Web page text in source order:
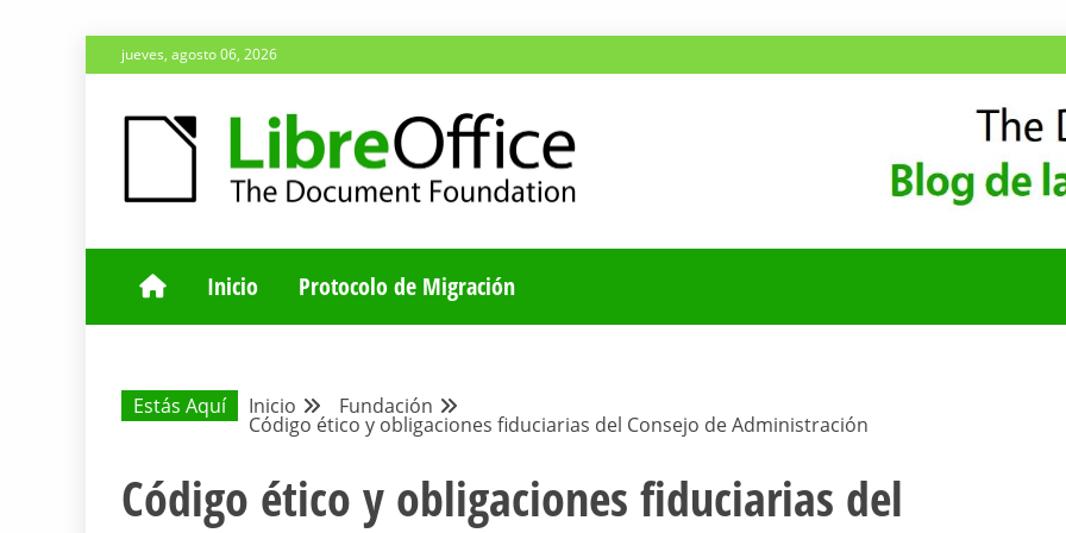
Saltar
al
jueves, agosto 06, 2026
BLOG DE LA COMUNIDAD
Inicio Protocolo de Migración
Estás Aquí Inicio Fundación
Código ético y obligaciones fiduciarias del Consejo de Administración
Código ético y obligaciones fiduciarias del